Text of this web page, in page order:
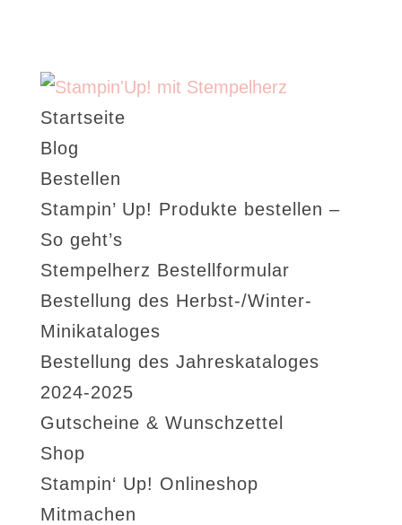
Startseite
Blog
Bestellen
Stampin’ Up! Produkte bestellen –
So geht’s
Stempelherz Bestellformular
Bestellung des Herbst-/Winter-
Minikataloges
Bestellung des Jahreskataloges
2024-2025
Gutscheine & Wunschzettel
Shop
Stampin‘ Up! Onlineshop
Mitmachen